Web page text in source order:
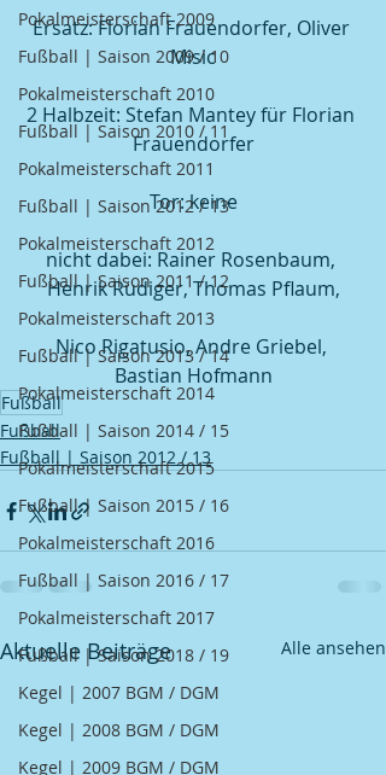
Pokalmeisterschaft 2009
Fußball | Saison 2009 / 10
Pokalmeisterschaft 2010
Fußball | Saison 2010 / 11
Pokalmeisterschaft 2011
Fußball | Saison 2012 / 13
Pokalmeisterschaft 2012
Fußball | Saison 2011 / 12
Pokalmeisterschaft 2013
Fußball | Saison 2013 / 14
Pokalmeisterschaft 2014
Fußball | Saison 2014 / 15
Pokalmeisterschaft 2015
Fußball | Saison 2015 / 16
Pokalmeisterschaft 2016
Fußball | Saison 2016 / 17
Pokalmeisterschaft 2017
Fußball | Saison 2018 / 19
Kegel | 2007 BGM / DGM
Kegel | 2008 BGM / DGM
Kegel | 2009 BGM / DGM
Ersatz: Florian Frauendorfer, Oliver
Misic
2 Halbzeit: Stefan Mantey für Florian
Frauendorfer
Tor: keine
nicht dabei: Rainer Rosenbaum,
Henrik Rüdiger, Thomas Pflaum,
Nico Rigatusio, Andre Griebel,
Bastian Hofmann
Fußball
Fußball
Fußball | Saison 2012 / 13
Aktuelle Beiträge Alle ansehen